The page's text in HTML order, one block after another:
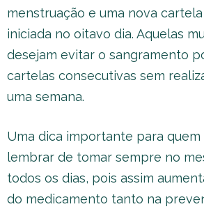
menstruação e uma nova
iniciada no oitavo dia. Aquelas
desejam evitar o sangramento
cartelas consecutivas sem
uma semana.
Uma dica importante para
lembrar de tomar sempre no
todos os dias, pois assim
do medicamento tanto na